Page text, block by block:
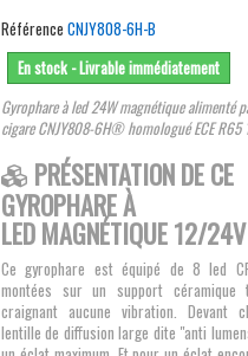
Référence CNJY808-6H-B
En stock - Livrable immédiatement
Gyrophare à led 24W magnétique alimenté
cigare CNJY808-6H® homologué ECE R65
PRÉSENTATION DE CE
GYROPHARE À
LED MAGNÉTIQUE 12/
Ce gyrophare est équipé de 8 led
montées sur un support
craignant aucune vibration. Devant
lentille de diffusion large dite "anti